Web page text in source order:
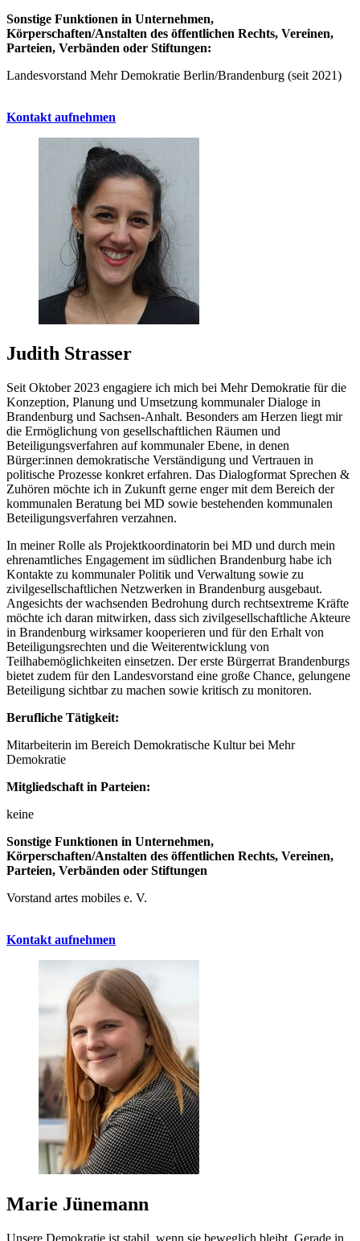
Sonstige Funktionen in Unternehmen,
Körperschaften/Anstalten des öffentlichen Rechts, Vereinen,
Parteien, Verbänden oder Stiftungen:
Landesvorstand Mehr Demokratie Berlin/Brandenburg (seit 2021)
Kontakt aufnehmen
Judith Strasser
Seit Oktober 2023 engagiere ich mich bei Mehr Demokratie für die
Konzeption, Planung und Umsetzung kommunaler Dialoge in
Brandenburg und Sachsen-Anhalt. Besonders am Herzen liegt mir
die Ermöglichung von gesellschaftlichen Räumen und
Beteiligungsverfahren auf kommunaler Ebene, in denen
Bürger:innen demokratische Verständigung und Vertrauen in
politische Prozesse konkret erfahren. Das Dialogformat Sprechen &
Zuhören möchte ich in Zukunft gerne enger mit dem Bereich der
kommunalen Beratung bei MD sowie bestehenden kommunalen
Beteiligungsverfahren verzahnen.
In meiner Rolle als Projektkoordinatorin bei MD und durch mein
ehrenamtliches Engagement im südlichen Brandenburg habe ich
Kontakte zu kommunaler Politik und Verwaltung sowie zu
zivilgesellschaftlichen Netzwerken in Brandenburg ausgebaut.
Angesichts der wachsenden Bedrohung durch rechtsextreme Kräfte
möchte ich daran mitwirken, dass sich zivilgesellschaftliche Akteure
in Brandenburg wirksamer kooperieren und für den Erhalt von
Beteiligungsrechten und die Weiterentwicklung von
Teilhabemöglichkeiten einsetzen. Der erste Bürgerrat Brandenburgs
bietet zudem für den Landesvorstand eine große Chance, gelungene
Beteiligung sichtbar zu machen sowie kritisch zu monitoren.
Berufliche Tätigkeit:
Mitarbeiterin im Bereich Demokratische Kultur bei Mehr
Demokratie
Mitgliedschaft in Parteien:
keine
Sonstige Funktionen in Unternehmen,
Körperschaften/Anstalten des öffentlichen Rechts, Vereinen,
Parteien, Verbänden oder Stiftungen
Vorstand artes mobiles e. V.
Kontakt aufnehmen
Marie Jünemann